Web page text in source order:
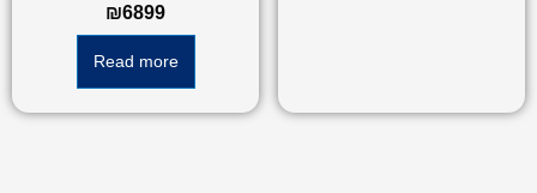
₪6899
Read more